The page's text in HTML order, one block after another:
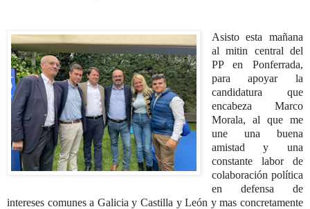
Asisto esta mañana
al mitin central del
PP en Ponferrada,
para apoyar la
candidatura que
encabeza Marco
Morala, al que me
une una buena
amistad y una
constante labor de
colaboración política
en defensa de
intereses comunes a Galicia y Castilla y León y mas concretamente